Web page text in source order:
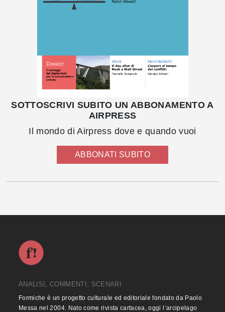
SOTTOSCRIVI SUBITO UN ABBONAMENTO A
AIRPRESS
Il mondo di Airpress dove e quando vuoi
ABBONATI SUBITO
ANALISI, COMMENTI, SCENARI
Formiche è un progetto culturale ed editoriale fondato da Paolo
Messa nel 2004. Nato come rivista cartacea, oggi l’arcipelago